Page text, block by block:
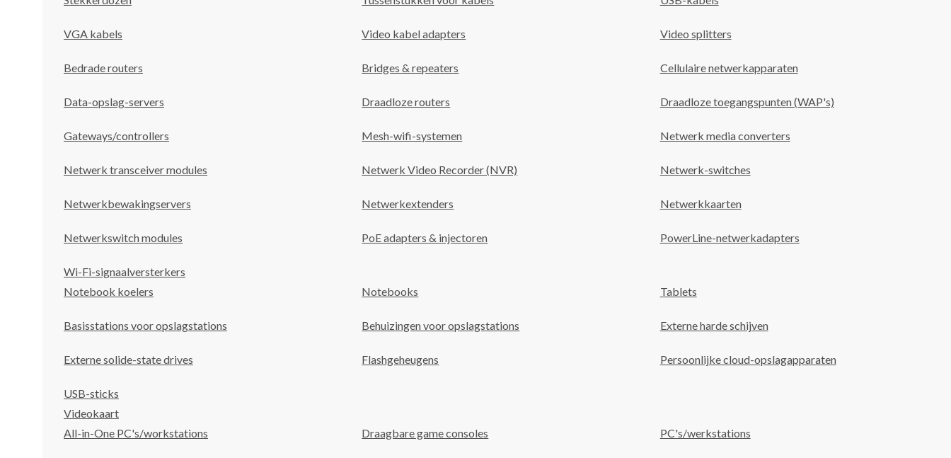
VGA kabels Video kabel adapters Video splitters
Bedrade routers Bridges & repeaters Cellulaire netwerkapparaten
Data-opslag-servers Draadloze routers Draadloze toegangspunten (WAP's)
Gateways/controllers Mesh-wifi-systemen Netwerk media converters
Netwerk transceiver modules Netwerk Video Recorder (NVR) Netwerk-switches
Netwerkbewakingservers Netwerkextenders Netwerkkaarten
Netwerkswitch modules PoE adapters & injectoren PowerLine-netwerkadapters
Wi-Fi-signaalversterkers
Notebook koelers
Notebooks Tablets
Basisstations voor opslagstations Behuizingen voor opslagstations Externe harde schijven
Externe solide-state drives Flashgeheugens Persoonlijke cloud-opslagapparaten
USB-sticks
Videokaart
All-in-One PC's/workstations
Draagbare game consoles PC's/werkstations